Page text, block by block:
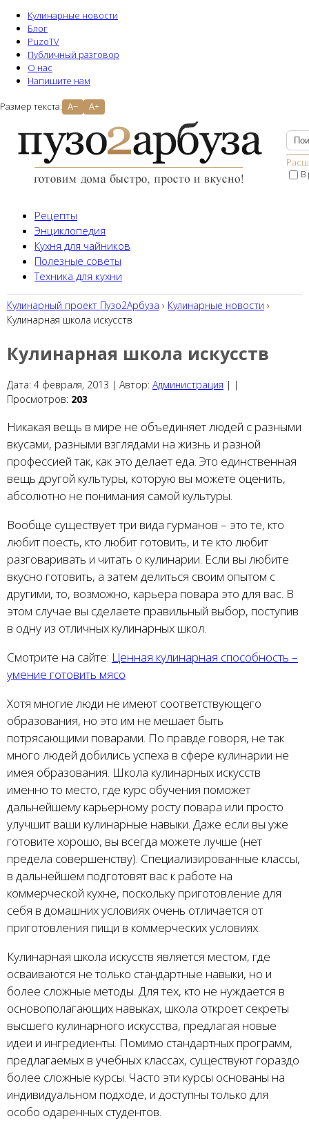
Кулинарные новости
Блог
PuzoTV
Публичный разговор
О нас
Напишите нам
Размер текста: A− A+
В
Рецепты
Энциклопедия
Кухня для чайников
Полезные советы
Техника для кухни
Кулинарный проект Пузо2Aрбуза › Кулинарные новости ›
Кулинарная школа искусств
Кулинарная школа искусств
Дата: 4 февраля, 2013 | Автор: Администрация | |
Просмотров: 203
Никакая вещь в мире не объединяет людей с разными
вкусами, разными взглядами на жизнь и разной
профессией так, как это делает еда. Это единственная
вещь другой культуры, которую вы можете оценить,
абсолютно не понимания самой культуры.
Вообще существует три вида гурманов – это те, кто
любит поесть, кто любит готовить, и те кто любит
разговаривать и читать о кулинарии. Если вы любите
вкусно готовить, а затем делиться своим опытом с
другими, то, возможно, карьера повара это для вас. В
этом случае вы сделаете правильный выбор, поступив
в одну из отличных кулинарных школ.
Смотрите на сайте: Ценная кулинарная способность –
умение готовить мясо
Хотя многие люди не имеют соответствующего
образования, но это им не мешает быть
потрясающими поварами. По правде говоря, не так
много людей добились успеха в сфере кулинарии не
имея образования. Школа кулинарных искусств
именно то место, где курс обучения поможет
дальнейшему карьерному росту повара или просто
улучшит ваши кулинарные навыки. Даже если вы уже
готовите хорошо, вы всегда можете лучше (нет
предела совершенству). Специализированные классы,
в дальнейшем подготовят вас к работе на
коммерческой кухне, поскольку приготовление для
себя в домашних условиях очень отличается от
приготовления пищи в коммерческих условиях.
Кулинарная школа искусств является местом, где
осваиваются не только стандартные навыки, но и
более сложные методы. Для тех, кто не нуждается в
основополагающих навыках, школа откроет секреты
высшего кулинарного искусства, предлагая новые
идеи и ингредиенты. Помимо стандартных программ,
предлагаемых в учебных классах, существуют гораздо
более сложные курсы. Часто эти курсы основаны на
индивидуальном подходе, и доступны только для
особо одаренных студентов.